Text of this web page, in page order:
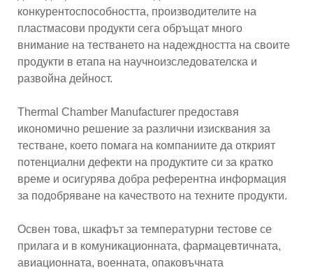
конкурентоспособността, производителите на
пластмасови продукти сега обръщат много
внимание на тестването на надеждността на своите
продукти в етапа на научноизследователска и
развойна дейност.
Thermal Chamber Manufacturer предоставя
икономично решение за различни изисквания за
тестване, което помага на компаниите да открият
потенциални дефекти на продуктите си за кратко
време и осигурява добра референтна информация
за подобряване на качеството на техните продукти.
Освен това, шкафът за температурни тестове се
прилага и в комуникационната, фармацевтичната,
авиационната, военната, опаковъчната